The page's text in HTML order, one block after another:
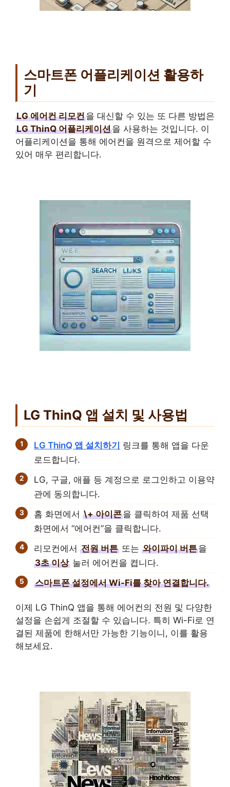
스마트폰 어플리케이션 활용하
기
LG 에어컨 리모컨을 대신할 수 있는 또 다른 방법은
LG ThinQ 어플리케이션을 사용하는 것입니다. 이
어플리케이션을 통해 에어컨을 원격으로 제어할 수
있어 매우 편리합니다.
LG ThinQ 앱 설치 및 사용법
LG ThinQ 앱 설치하기 링크를 통해 앱을 다운
로드합니다.
LG, 구글, 애플 등 계정으로 로그인하고 이용약
관에 동의합니다.
홈 화면에서 \+ 아이콘을 클릭하여 제품 선택
화면에서 “에어컨”을 클릭합니다.
리모컨에서 전원 버튼 또는 와이파이 버튼을
3초 이상 눌러 에어컨을 켭니다.
스마트폰 설정에서 Wi-Fi를 찾아 연결합니다.
이제 LG ThinQ 앱을 통해 에어컨의 전원 및 다양한
설정을 손쉽게 조절할 수 있습니다. 특히 Wi-Fi로 연
결된 제품에 한해서만 가능한 기능이니, 이를 활용
해보세요.